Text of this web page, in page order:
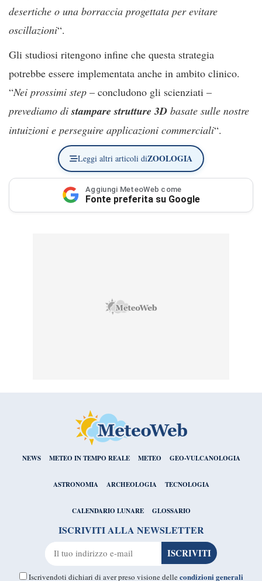
desertiche o una borraccia progettata per evitare
oscillazioni“.
Gli studiosi ritengono infine che questa strategia
potrebbe essere implementata anche in ambito clinico.
“Nei prossimi step – concludono gli scienziati –
prevediamo distampare strutture 3D basate sulle nostre
intuizioni e perseguire applicazioni commerciali“.
Leggi altri articoli diZOOLOGIA
Aggiungi MeteoWeb come
Fonte preferita su Google
NEWS METEO IN TEMPO REALE METEO GEO-VULCANOLOGIA
ASTRONOMIA ARCHEOLOGIA TECNOLOGIA
CALENDARIO LUNARE GLOSSARIO
ISCRIVITI ALLA NEWSLETTER
Iscrivendoti dichiari di aver preso visione dellecondizioni generali